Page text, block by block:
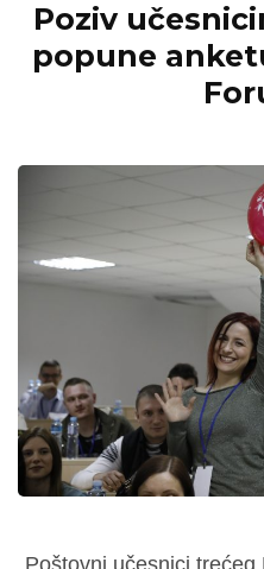
Poziv
popune
Poštovni učesnici